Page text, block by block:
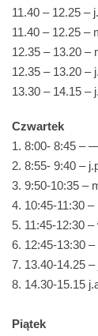
11.40 – 12.25 –
11.40 – 12.25 –
12.35 – 13.20 –
12.35 – 13.20 –
13.30 – 14.15 –
Czwartek
1. 8:00-
2. 8:55- 9:40 –
3. 9:50-10:35 –
4. 10:45-11:30
5. 11:45-12:30
6. 12:45-
7. 13.40-14.25
8. 14.30-15.15
Piątek